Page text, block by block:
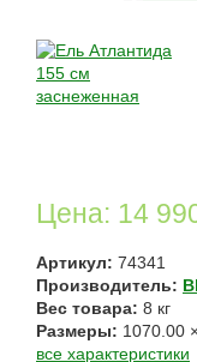
Цена: 14
Артикул: 74341
Производитель:
Вес товара: 8 кг
Размеры: 1070.00 ×
все характеристики